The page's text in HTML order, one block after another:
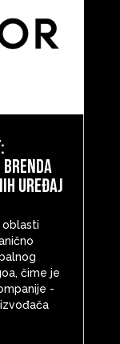
uređaj
oblasti
čime je
-